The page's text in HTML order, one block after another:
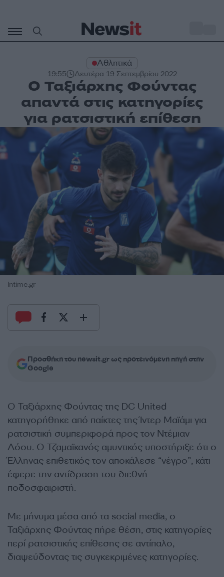
περιεχόμενο
Αθλητικά
19:55 Δευτέρα 19 Σεπτεμβρίου 2022
Ο Ταξιάρχης Φούντας
απαντά στις κατηγορίες
για ρατσιστική επίθεση
Intime.gr
Προσθήκη του newsit.gr ως προτεινόμενη πηγή στην
Google
Ο Ταξιάρχης Φούντας της DC United
κατηγορήθηκε από παίκτες της Ίντερ Μαϊάμι για
ρατσιστική συμπεριφορά προς τον Ντέμιαν
Λόου. Ο Τζαμαϊκανός αμυντικός υποστήριξε ότι ο
Έλληνας επιθετικός τον αποκάλεσε “νέγρο”, κάτι
έφερε την αντίδραση του διεθνή
ποδοσφαιριστή.
Με μήνυμα μέσα από τα social media, ο
Ταξιάρχης Φούντας πήρε θέση, στις κατηγορίες
περί ρατσιστικής επίθεσης σε αντίπαλο,
διαψεύδοντας τις συγκεκριμένες κατηγορίες.